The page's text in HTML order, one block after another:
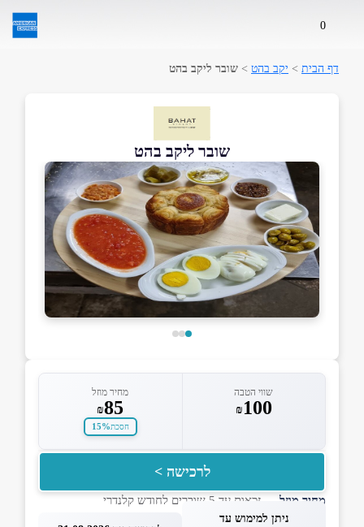
0
דף הבית > יקב בהט > שובר ליקב בהט
שובר ליקב בהט
שווי הטבה
₪ 100
מחיר מוזל
₪85
חסכת15%
לרכישה >
מחיר מוזל— זכאות עד 5 שוברים לחודש קלנדרי
ניתן למימוש עד